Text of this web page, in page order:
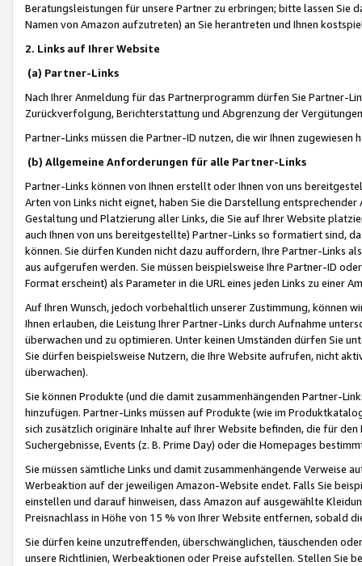
Beratungsleistungen für unsere Partner zu erbringen; bitte lassen Sie
Namen von Amazon aufzutreten) an Sie herantreten und Ihnen
2. Links auf Ihrer Website
(a) Partner-Links
Nach Ihrer Anmeldung für das Partnerprogramm dürfen Sie Partner-
Zurückverfolgung, Berichterstattung und Abgrenzung der
Partner-Links müssen die Partner-ID nutzen, die wir Ihnen zugewiesen
(b) Allgemeine Anforderungen für alle Partner-Links
Partner-Links können von Ihnen erstellt oder Ihnen von uns
Arten von Links nicht eignet, haben Sie die Darstellung
Gestaltung und Platzierung aller Links, die Sie auf Ihrer Website
auch Ihnen von uns bereitgestellte) Partner-Links so formatiert sind,
können. Sie dürfen Kunden nicht dazu auffordern, Ihre Partner-Links
aus aufgerufen werden. Sie müssen beispielsweise Ihre Partner-ID
Format erscheint) als Parameter in die URL eines jeden Links zu einer
Auf Ihren Wunsch, jedoch vorbehaltlich unserer Zustimmung, können
Ihnen erlauben, die Leistung Ihrer Partner-Links durch Aufnahme
überwachen und zu optimieren. Unter keinen Umständen dürfen Sie
Sie dürfen beispielsweise Nutzern, die Ihre Website aufrufen, nicht
überwachen).
Sie können Produkte (und die damit zusammenhängenden Partner-
hinzufügen. Partner-Links müssen auf Produkte (wie im
sich zusätzlich originäre Inhalte auf Ihrer Website befinden, die für
Suchergebnisse, Events (z. B. Prime Day) oder die Homepages
Sie müssen sämtliche Links und damit zusammenhängende
Werbeaktion auf der jeweiligen Amazon-Website endet. Falls Sie
einstellen und darauf hinweisen, dass Amazon auf ausgewählte
Preisnachlass in Höhe von 15 % von Ihrer Website entfernen, sobald
Sie dürfen keine unzutreffenden, überschwänglichen, täuschenden
unsere Richtlinien, Werbeaktionen oder Preise aufstellen. Stellen Sie